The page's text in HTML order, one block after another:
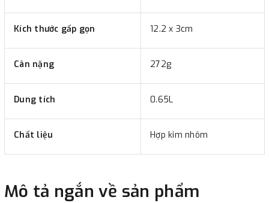
Kích thước gấp gọn 12.2 x 3cm
Cân nặng 272g
Dung tích 0.65L
Chất liệu Hợp kim nhôm
Mô tả ngắn về sản phẩm